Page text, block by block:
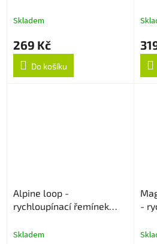
Skladem
269 Kč
Do košíku
Alpine loop -
rychloupínací řemínek
Skladem
-